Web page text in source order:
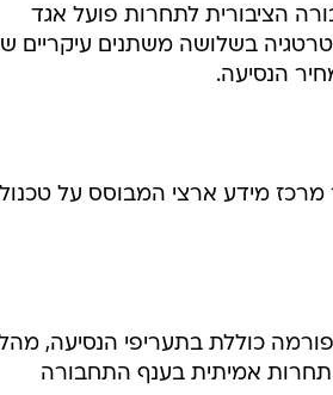
הציבורית לתחרות פועל אגד
בשלושה משתנים עיקריים
הנסיעה.
בהשקעה של כ-1.5 מיליון דולר מרכז מידע ארצי המבוסס על
כוללת בתעריפי הנסיעה,
אמיתית בענף התחבורה